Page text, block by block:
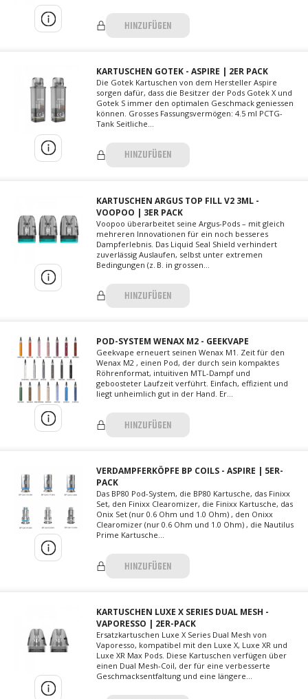
HINZUFÜGEN
KARTUSCHEN GOTEK - ASPIRE | 2ER PACK
Die Gotek Kartuschen von dem Hersteller Aspire
sorgen dafür, dass die Besitzer der Pods Gotek X und
Gotek S immer den optimalen Geschmack geniessen
können. Grosses Fassungsvermögen: 4.5 ml PCTG-
Tank Seitliche...
HINZUFÜGEN
KARTUSCHEN ARGUS TOP FILL V2 3ML -
VOOPOO | 3ER PACK
Voopoo überarbeitet seine Argus-Pods – mit gleich
mehreren Innovationen für ein noch besseres
Dampferlebnis. Das Liquid Seal Shield verhindert
zuverlässig Auslaufen, selbst unter extremen
Bedingungen (z. B. in grossen...
HINZUFÜGEN
POD-SYSTEM WENAX M2 - GEEKVAPE
Geekvape erneuert seinen Wenax M1. Zeit für den
Wenax M2 , einen Pod, der durch sein kompaktes
Röhrenformat, intuitiven MTL-Dampf und
geboosteter Laufzeit verführt. Einfach, effizient und
liegt unheimlich gut in der Hand. Er...
HINZUFÜGEN
VERDAMPFERKÖPFE BP COILS - ASPIRE | 5ER-
PACK
Das BP80 Pod-System, die BP80 Kartusche, das Finixx
Set, den Finixx Clearomizer, die Finixx Kartusche, das
Onix Set (nur 0.6 Ohm und 1.0 Ohm) , den Onixx
Clearomizer (nur 0.6 Ohm und 1.0 Ohm) , die Nautilus
Prime Kartusche...
HINZUFÜGEN
KARTUSCHEN LUXE X SERIES DUAL MESH -
VAPORESSO | 2ER-PACK
Ersatzkartuschen Luxe X Series Dual Mesh von
Vaporesso, kompatibel mit den Luxe X, Luxe XR und
Luxe XR Max Pods. Diese Kartuschen verfügen über
einen Dual Mesh-Coil, der für eine verbesserte
Geschmacksentfaltung und eine längere...